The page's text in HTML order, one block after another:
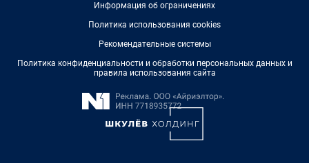
Информация об ограничениях
Политика использования cookies
Рекомендательные системы
Политика конфиденциальности и обработки персональных данных и
правила использования сайта